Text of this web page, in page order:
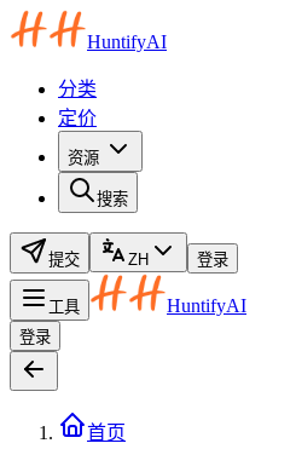
HuntifyAI
分类
定价
资源
搜索
提交 ZH 登录
工具 HuntifyAI
登录
首页